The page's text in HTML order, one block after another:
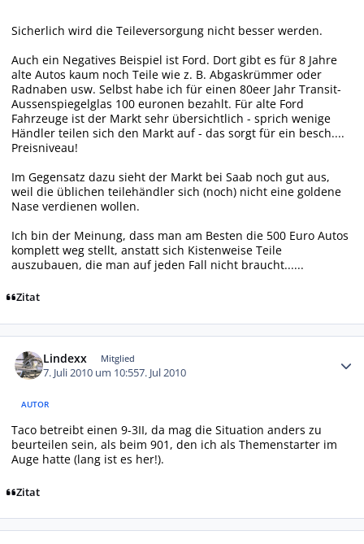
Sicherlich wird die Teileversorgung nicht besser werden.
Auch ein Negatives Beispiel ist Ford. Dort gibt es für 8 Jahre
alte Autos kaum noch Teile wie z. B. Abgaskrümmer oder
Radnaben usw. Selbst habe ich für einen 80eer Jahr Transit-
Aussenspiegelglas 100 euronen bezahlt. Für alte Ford
Fahrzeuge ist der Markt sehr übersichtlich - sprich wenige
Händler teilen sich den Markt auf - das sorgt für ein besch....
Preisniveau!
Im Gegensatz dazu sieht der Markt bei Saab noch gut aus,
weil die üblichen teilehändler sich (noch) nicht eine goldene
Nase verdienen wollen.
Ich bin der Meinung, dass man am Besten die 500 Euro Autos
komplett weg stellt, anstatt sich Kistenweise Teile
auszubauen, die man auf jeden Fall nicht braucht......
Zitat
Lindexx Mitglied
7. Juli 2010 um 10:557. Jul 2010
AUTOR
Taco betreibt einen 9-3II, da mag die Situation anders zu
beurteilen sein, als beim 901, den ich als Themenstarter im
Auge hatte (lang ist es her!).
Zitat